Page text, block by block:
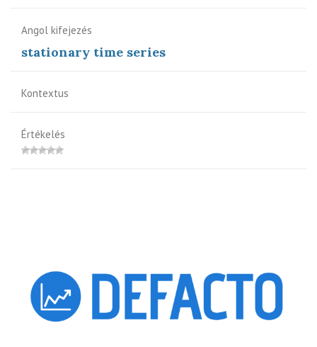
Angol kifejezés
stationary time series
Kontextus
Értékelés